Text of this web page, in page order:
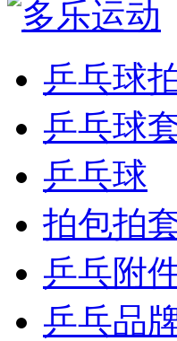
乒乓球
乒乓球
乒乓球
拍包拍
乒乓附
乒乓品